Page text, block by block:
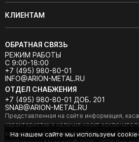
КЛИЕНТАМ
ОБРАТНАЯ СВЯЗЬ
РЕЖИМ РАБОТЫ
С 9:00-18:00
+7 (495) 980-80-01
INFO@ARION-METAL.RU
ОТДЕЛ СНАБЖЕНИЯ
+7 (495) 980-80-01 ДОБ. 201
SNAB@ARION-METAL.RU
Представленная на сайте информация,
характеристик и наличия носит
характер и не является публичной
На нашем сайте мы используем